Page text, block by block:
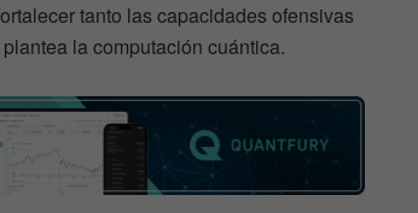
tanto las capacidades ofensivas
la computación cuántica.